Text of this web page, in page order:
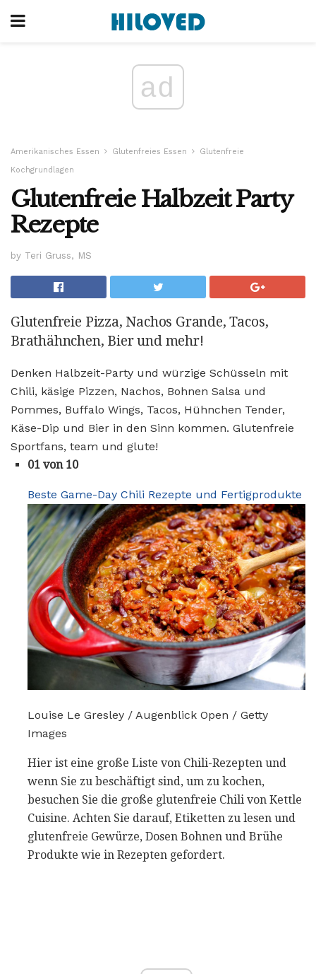
ad
Amerikanisches Essen Glutenfreies Essen
Glutenfreie
Kochgrundlagen
Glutenfreie Halbzeit Party
Rezepte
by Teri Gruss, MS
Glutenfreie Pizza, Nachos Grande, Tacos,
Brathähnchen, Bier und mehr!
Denken Halbzeit-Party und würzige Schüsseln mit
Chili, käsige Pizzen, Nachos, Bohnen Salsa und
Pommes, Buffalo Wings, Tacos, Hühnchen Tender,
Käse-Dip und Bier in den Sinn kommen. Glutenfreie
Sportfans, team und glute!
01 von 10
Beste Game-Day Chili Rezepte und Fertigprodukte
Louise Le Gresley / Augenblick Open / Getty
Images
Hier ist eine große Liste von Chili-Rezepten und
wenn Sie zu beschäftigt sind, um zu kochen,
besuchen Sie die große glutenfreie Chili von Kettle
Cuisine. Achten Sie darauf, Etiketten zu lesen und
glutenfreie Gewürze, Dosen Bohnen und Brühe
Produkte wie in Rezepten gefordert.